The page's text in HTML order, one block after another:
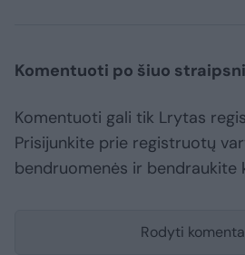
Komentuoti po šiuo
Komentuoti gali tik Lrytas
Prisijunkite prie registruotų
bendruomenės ir bendraukite
Rodyti